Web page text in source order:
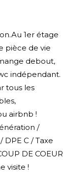
1er étage
pièce de vie
debout,
indépendant.
tous les
airbnb !
/
C / Taxe
DE COEUR
visite !